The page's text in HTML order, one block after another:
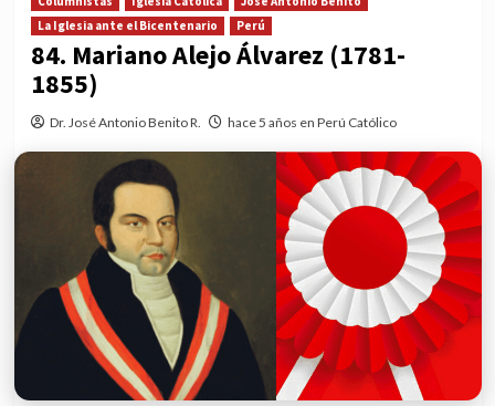
La Iglesia ante el Bicentenario
Perú
84. Mariano Alejo Álvarez (1781-
1855)
Dr. José Antonio Benito R. hace 5 años en Perú Católico